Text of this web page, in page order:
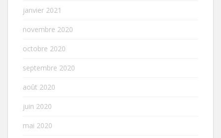
janvier 2021
novembre 2020
octobre 2020
septembre 2020
août 2020
juin 2020
mai 2020